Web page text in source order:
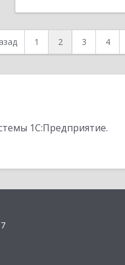
1 2 3 4
1С:Предприятие.